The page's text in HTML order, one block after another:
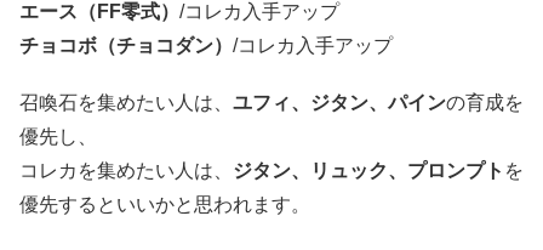
エース（FF零式） /コレカ入手アップ
チョコボ（チョコダン） /コレカ入手アップ
召喚石を集めたい人は、 ユフィ、ジタン、パインの育成を
優先し、
コレカを集めたい人は、 ジタン、リュック、プロンプト を
優先するといいかと思われます。